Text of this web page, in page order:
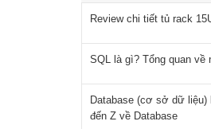
Review chi tiết tủ rack
SQL là gì? Tổng quan về
Database (cơ sở dữ
đến Z về Database